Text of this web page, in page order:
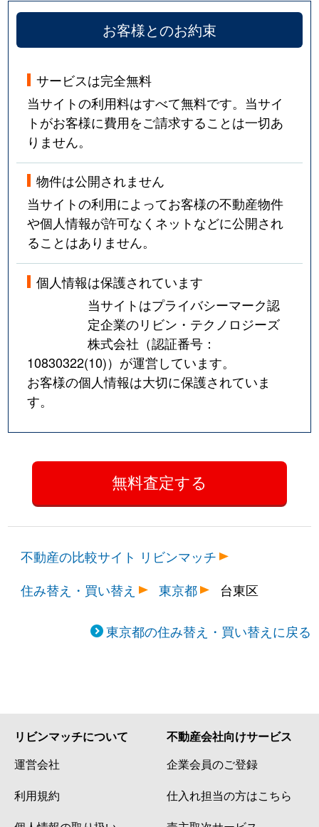
お客様とのお約束
サービスは完全無料
当サイトの利用料はすべて無料です。当サイ
トがお客様に費用をご請求することは一切あ
りません。
物件は公開されません
当サイトの利用によってお客様の不動産物件
や個人情報が許可なくネットなどに公開され
ることはありません。
個人情報は保護されています
当サイトはプライバシーマーク認
定企業のリビン・テクノロジーズ
株式会社（認証番号：
10830322(10)）が運営しています。
お客様の個人情報は大切に保護されていま
す。
不動産の比較サイト リビンマッチ
住み替え・買い替え
東京都 台東区
東京都の住み替え・買い替えに戻る
リビンマッチについて
運営会社
利用規約
不動産会社向けサービス
企業会員のご登録
仕入れ担当の方はこちら